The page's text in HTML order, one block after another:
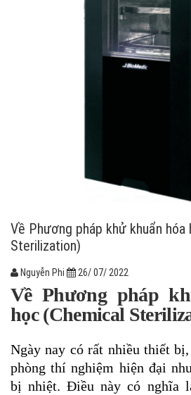
Về Phương pháp khử khuẩn hóa
Sterilization)
Nguyễn Phi 26/ 07/ 2022
Về Phương pháp
học (Chemical
Ngày nay có rất nhiều thiết
phòng thí nghiệm hiện đại
bị nhiệt. Điều này có nghĩa